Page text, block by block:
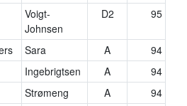
Voigt-
Johnsen
D2 95
Sara A
94
Ingebrigtsen A
94
Strømeng A
94